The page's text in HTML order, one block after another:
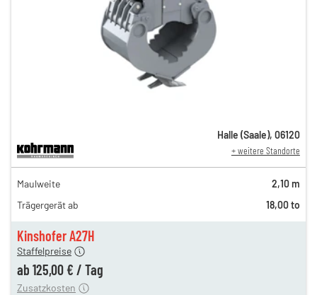
Kinshofer A27H
216,00 €
180,00 €
150,00 €
Staffelpreise
ab 125,00 € / Tag
12,00 €
Zusatzkosten
Halle (Saale), 06120
+ weitere Standorte
Maulweite
2,10 m
Trägergerät ab
18,00 to